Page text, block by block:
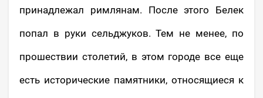
принадлежал римлянам. После этого Белек
попал в руки сельджуков. Тем не менее, по
прошествии столетий, в этом городе все еще
есть исторические памятники, относящиеся к